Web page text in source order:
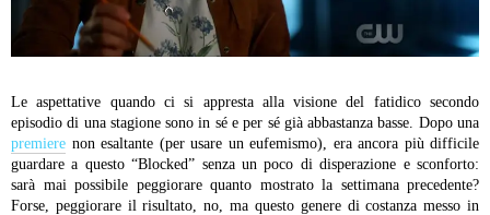
Le aspettative quando ci si appresta alla visione del fatidico secondo
episodio di una stagione sono in sé e per sé già abbastanza basse. Dopo una
premiere non esaltante (per usare un eufemismo), era ancora più difficile
guardare a questo “Blocked” senza un poco di disperazione e sconforto:
sarà mai possibile peggiorare quanto mostrato la settimana precedente?
Forse, peggiorare il risultato, no, ma questo genere di costanza messo in